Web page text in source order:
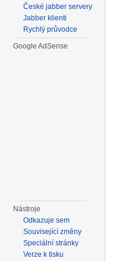
České jabber servery
Jabber klienti
Rychlý průvodce
Google AdSense
Nástroje
Odkazuje sem
Související změny
Speciální stránky
Verze k tisku